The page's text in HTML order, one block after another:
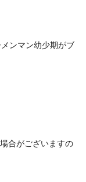
ンマン幼少期がブ
合がございますの